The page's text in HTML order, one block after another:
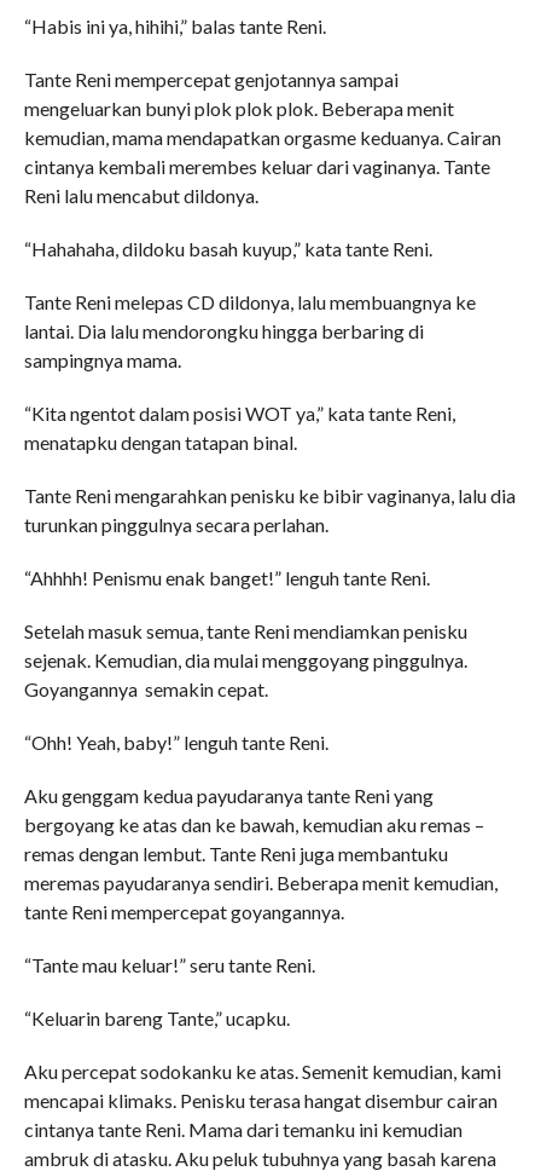
“Habis ini ya, hihihi,” balas tante Reni.
Tante Reni mempercepat genjotannya sampai
mengeluarkan bunyi plok plok plok. Beberapa menit
kemudian, mama mendapatkan orgasme keduanya. Cairan
cintanya kembali merembes keluar dari vaginanya. Tante
Reni lalu mencabut dildonya.
“Hahahaha, dildoku basah kuyup,” kata tante Reni.
Tante Reni melepas CD dildonya, lalu membuangnya ke
lantai. Dia lalu mendorongku hingga berbaring di
sampingnya mama.
“Kita ngentot dalam posisi WOT ya,” kata tante Reni,
menatapku dengan tatapan binal.
Tante Reni mengarahkan penisku ke bibir vaginanya, lalu dia
turunkan pinggulnya secara perlahan.
“Ahhhh! Penismu enak banget!” lenguh tante Reni.
Setelah masuk semua, tante Reni mendiamkan penisku
sejenak. Kemudian, dia mulai menggoyang pinggulnya.
Goyangannya semakin cepat.
“Ohh! Yeah, baby!” lenguh tante Reni.
Aku genggam kedua payudaranya tante Reni yang
bergoyang ke atas dan ke bawah, kemudian aku remas –
remas dengan lembut. Tante Reni juga membantuku
meremas payudaranya sendiri. Beberapa menit kemudian,
tante Reni mempercepat goyangannya.
“Tante mau keluar!” seru tante Reni.
“Keluarin bareng Tante,” ucapku.
Aku percepat sodokanku ke atas. Semenit kemudian, kami
mencapai klimaks. Penisku terasa hangat disembur cairan
cintanya tante Reni. Mama dari temanku ini kemudian
ambruk di atasku. Aku peluk tubuhnya yang basah karena